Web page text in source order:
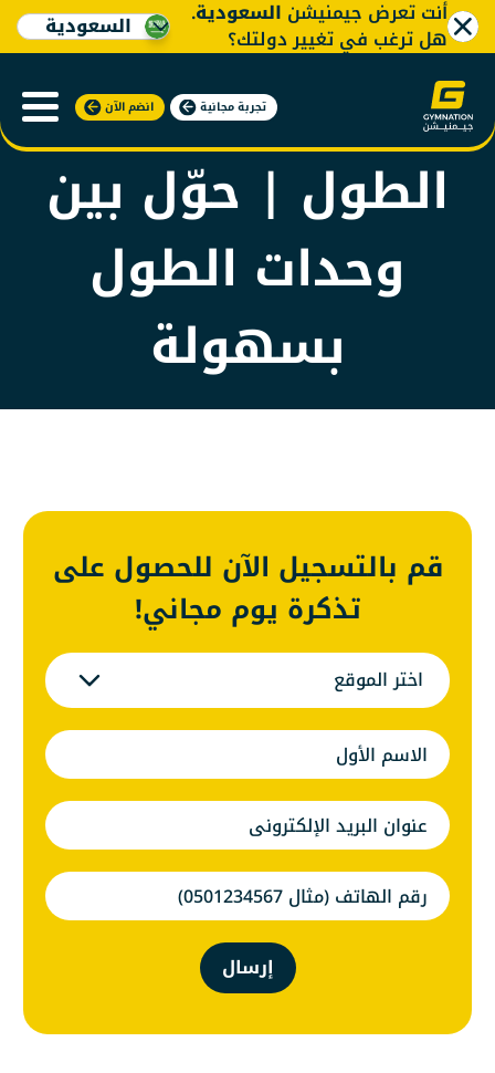
تجربة مجانية انضم الآن
أنت تعرض جيمنيشن السعودية.
هل ترغب في تغيير دولتك؟ السعودية
حاسبة تحويل
الطول | حوّل بين
وحدات الطول
بسهولة
قم بالتسجيل الآن للحصول على
تذكرة يوم مجاني!
اختر الموقع
إرسال